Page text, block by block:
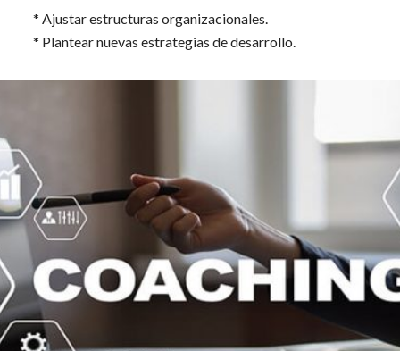
* Ajustar estructuras organizacionales.
* Plantear nuevas estrategias de desarrollo.